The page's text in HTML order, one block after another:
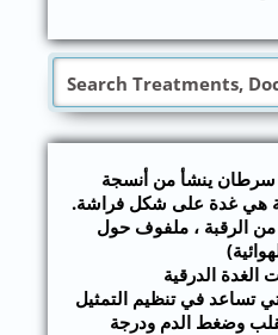
سرطان ينشأ من أنسجة
هي غدة على شكل فراشة.
الرقبة ، ملفوف حول
الغدة الدرقية
تساعد في تنظيم التمثيل
وضغط الدم ودرجة